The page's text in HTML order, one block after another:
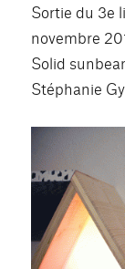
Sortie du 3e
novembre
Solid
Stéphanie